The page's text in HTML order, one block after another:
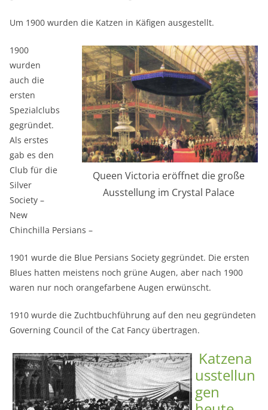
Um 1900 wurden die Katzen in Käfigen ausgestellt.
Queen Victoria eröffnet die große
Ausstellung im Crystal Palace
1900
wurden
auch die
ersten
Spezialclubs
gegründet.
Als erstes
gab es den
Club für die
Silver
Society –
New
Chinchilla Persians –
1901 wurde die Blue Persians Society gegründet. Die ersten
Blues hatten meistens noch grüne Augen, aber nach 1900
waren nur noch orangefarbene Augen erwünscht.
1910 wurde die Zuchtbuchführung auf den neu gegründeten
Governing Council of the Cat Fancy übertragen.
Katzena
usstellun
gen